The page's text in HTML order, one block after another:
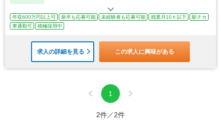
年収600万円以上可 新卒も応募可能 未経験者も応募可能 残業月10ｈ以下
駅チカ
車通勤可
積極採用中
求人の詳細を見る この求人に興味がある
1
2件／2件